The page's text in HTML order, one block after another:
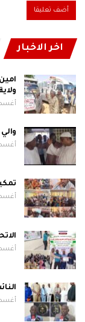
اخر الاخبار
أغسطس
أغسطس
أغسطس
أغسطس
أغسطس